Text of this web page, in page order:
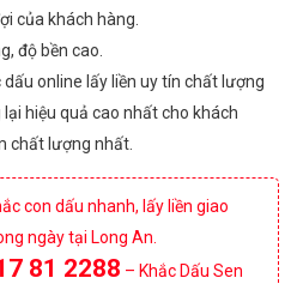
của khách hàng.
độ bền cao.
dấu online lấy liền uy tín chất lượng
hiệu quả cao nhất cho khách
chất lượng nhất.
con dấu nhanh, lấy liền giao
ngày tại Long An.
81 2288 – Khắc Dấu Sen